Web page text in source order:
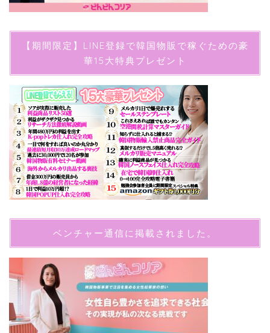
【期間限定】LINE登録で韓国物販で稼ぐための豪
華15大特典プレゼント
ベンチャー通信に掲載されました。